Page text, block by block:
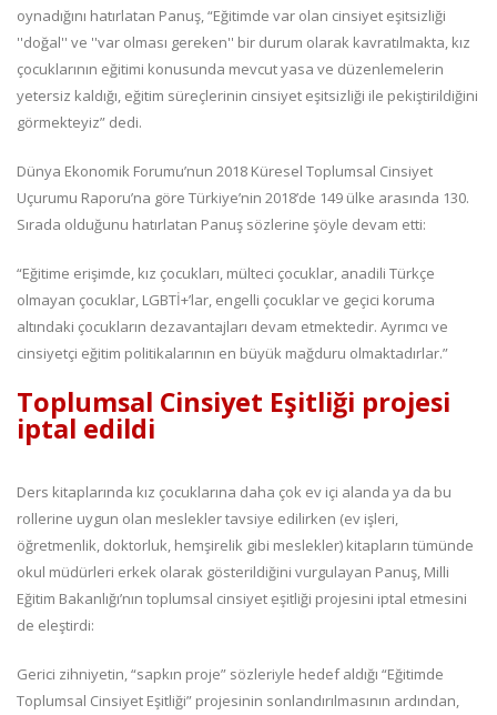
oynadığını hatırlatan Panuş, “Eğitimde var olan cinsiyet eşitsizliği
''doğal'' ve ''var olması gereken'' bir durum olarak kavratılmakta, kız
çocuklarının eğitimi konusunda mevcut yasa ve düzenlemelerin
yetersiz kaldığı, eğitim süreçlerinin cinsiyet eşitsizliği ile pekiştirildiğini
görmekteyiz” dedi.
Dünya Ekonomik Forumu’nun 2018 Küresel Toplumsal Cinsiyet
Uçurumu Raporu’na göre Türkiye’nin 2018’de 149 ülke arasında 130.
Sırada olduğunu hatırlatan Panuş sözlerine şöyle devam etti:
“Eğitime erişimde, kız çocukları, mülteci çocuklar, anadili Türkçe
olmayan çocuklar, LGBTİ+’lar, engelli çocuklar ve geçici koruma
altındaki çocukların dezavantajları devam etmektedir. Ayrımcı ve
cinsiyetçi eğitim politikalarının en büyük mağduru olmaktadırlar.”
Toplumsal Cinsiyet Eşitliği projesi
iptal edildi
Ders kitaplarında kız çocuklarına daha çok ev içi alanda ya da bu
rollerine uygun olan meslekler tavsiye edilirken (ev işleri,
öğretmenlik, doktorluk, hemşirelik gibi meslekler) kitapların tümünde
okul müdürleri erkek olarak gösterildiğini vurgulayan Panuş, Milli
Eğitim Bakanlığı’nın toplumsal cinsiyet eşitliği projesini iptal etmesini
de eleştirdi:
Gerici zihniyetin, “sapkın proje” sözleriyle hedef aldığı “Eğitimde
Toplumsal Cinsiyet Eşitliği” projesinin sonlandırılmasının ardından,